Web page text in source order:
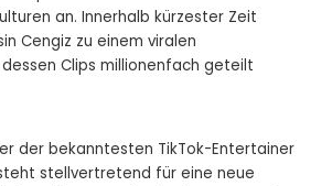
an. Innerhalb kürzester Zeit
Cengiz zu einem viralen
Clips millionenfach geteilt
der bekanntesten TikTok-Entertainer
stellvertretend für eine neue